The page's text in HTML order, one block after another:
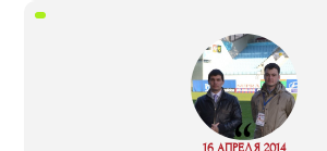
16 АПРЕЛЯ 2014
Read